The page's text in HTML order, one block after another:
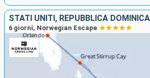
STATI UNITI, REPUBBLICA
6 giorni, Norwegian Escape